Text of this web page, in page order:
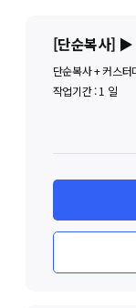
[단순복사] ▶
단순복사 + 커스터
작업기간 :1 일